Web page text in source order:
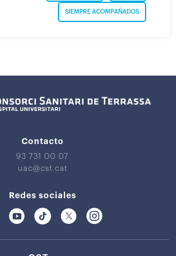
SIEMPRE ACOMPAÑADOS
Contacto
93 731 00 07
uac@cst.cat
Redes sociales